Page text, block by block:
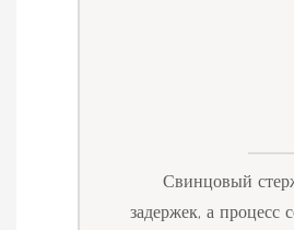
Свинцовый
задержек, а процесс